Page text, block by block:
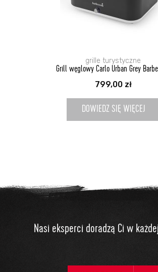
grille turystyczne
Grill węglowy Carlo Urban Grey
799,00 zł
DOWIEDZ SIĘ WIĘCEJ
Nasi eksperci doradzą Ci w